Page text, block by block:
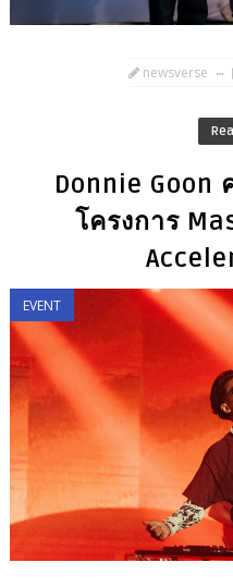
newsverse
Donnie Goon
โครงการ
EVENT